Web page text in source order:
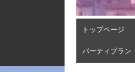
トップページ
パーティプラン